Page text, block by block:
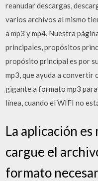
reanudar descargas,
varios archivos al mismo
a mp3 y mp4. Nuestra
principales, propósitos
propósito principal es por
mp3, que ayuda a convertir
gigante a formato mp3
línea, cuando el WIFI no
La aplicación
cargue el
formato